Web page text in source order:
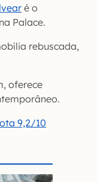
é o
Palace.
rebuscada,
oferece
9,2/10